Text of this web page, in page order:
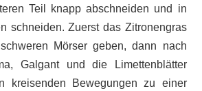
Teil knapp abschneiden und in
schneiden. Zuerst das Zitronengras
Mörser geben, dann nach
Galgant und die Limettenblätter
kreisenden Bewegungen zu einer